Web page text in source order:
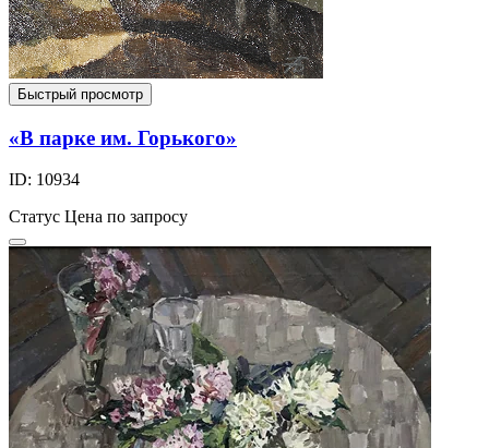
Быстрый просмотр
«В парке им. Горького»
ID: 10934
Статус Цена по запросу